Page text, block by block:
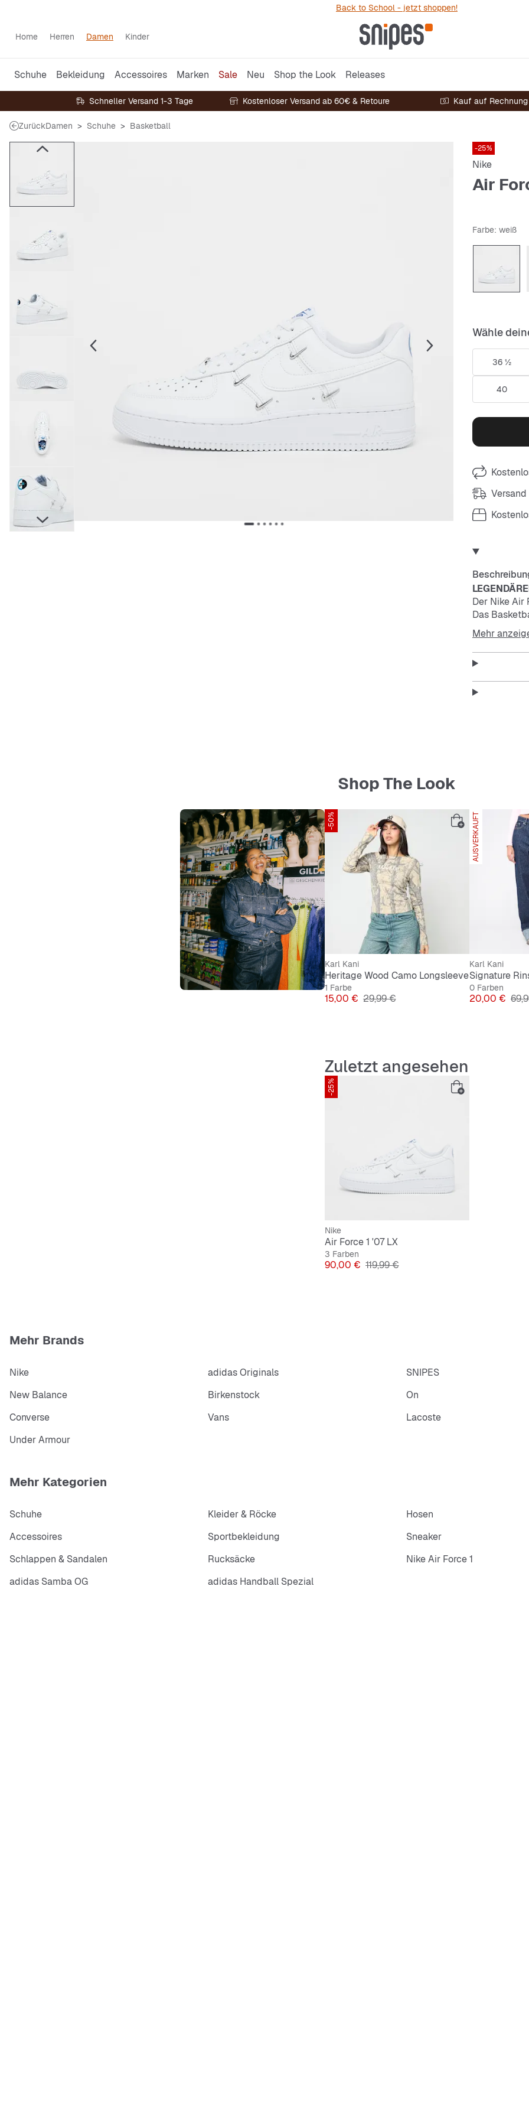
Back to School - jetzt shoppen!
Home Herren Damen Kinder
Schuhe Bekleidung Accessoires Marken Sale Neu Shop the Look Releases
Schneller Versand 1-3 Tage Kostenloser Versand ab 60€ & Retoure Kauf auf Rechnung
ZurückDamen Schuhe Basketball
-25%
Nike
Air
Farbe: weiß
Wähle
36 ½
40
Versand
Der Nike Air
Das
bewährten
gewissen
Das Muster
Die
Mehr
Shop The Look
-50%
Karl Kani
Heritage Wood Camo Longsleeve
1 Farbe
Preis
15,00 € Originalpreis
29,99 €
AUSVERKAUFT
Karl Kani
0 Farben
Preis
20,00 €
Zuletzt angesehen
-25%
Nike
Air Force 1 '07 LX
3 Farben
Preis
90,00 € Originalpreis
119,99 €
Mehr Brands
Nike adidas Originals SNIPES
New Balance
Birkenstock On
Converse
Vans Lacoste
Under Armour
Mehr Kategorien
Schuhe Kleider & Röcke Hosen
Accessoires
Sportbekleidung Sneaker
Schlappen & Sandalen
Rucksäcke Nike Air Force 1
adidas Samba OG
adidas Handball Spezial